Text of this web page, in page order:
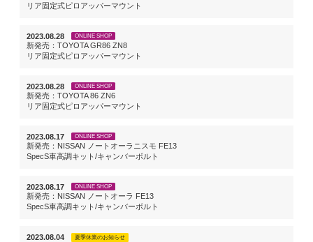
リア固定式ピロアッパーマウント
2023.08.28 ONLINE SHOP
新発売：TOYOTA GR86 ZN8
リア固定式ピロアッパーマウント
2023.08.28 ONLINE SHOP
新発売：TOYOTA 86 ZN6
リア固定式ピロアッパーマウント
2023.08.17 ONLINE SHOP
新発売：NISSAN ノートオーラニスモ FE13
SpecS車高調キット/キャンバーボルト
2023.08.17 ONLINE SHOP
新発売：NISSAN ノートオーラ FE13
SpecS車高調キット/キャンバーボルト
2023.08.04 夏季休業のお知らせ